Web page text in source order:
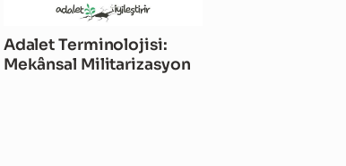
Adalet Terminolojisi:
Mekânsal Militarizasyon